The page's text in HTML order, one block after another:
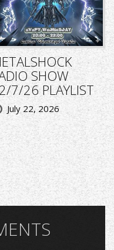
SHOW
7/26 PLAYLIST
July 22, 2026